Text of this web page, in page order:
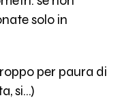
solo in
per paura di
si...)